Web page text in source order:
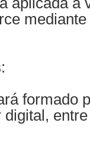
formado